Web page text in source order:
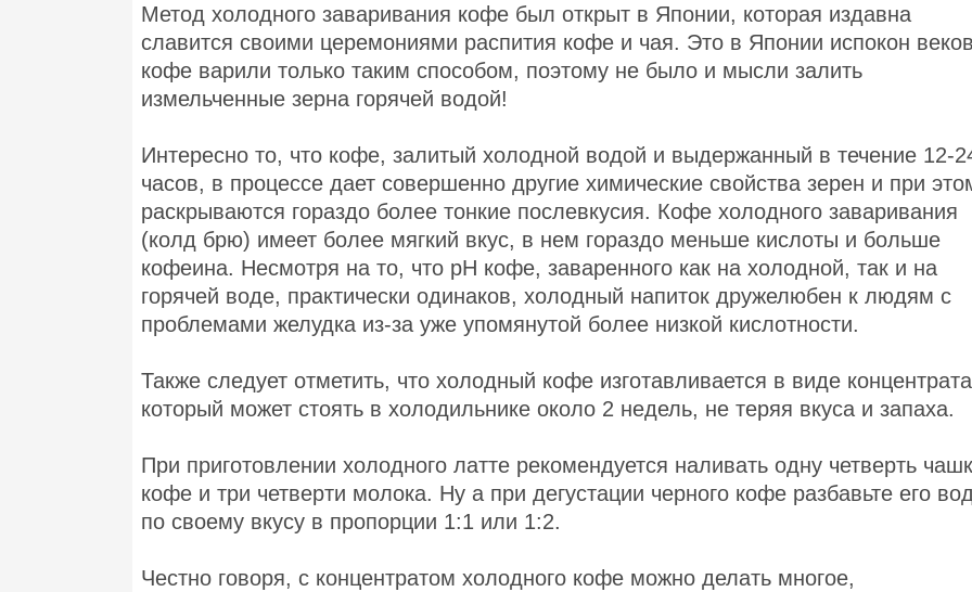
Метод холодного заваривания кофе был открыт в Японии, которая издавна
славится своими церемониями распития кофе и чая. Это в Японии испокон веков
кофе варили только таким способом, поэтому не было и мысли залить
измельченные зерна горячей водой!
Интересно то, что кофе, залитый холодной водой и выдержанный в течение 12-
часов, в процессе дает совершенно другие химические свойства зерен и при
раскрываются гораздо более тонкие послевкусия. Кофе холодного заваривания
(колд брю) имеет более мягкий вкус, в нем гораздо меньше кислоты и больше
кофеина. Несмотря на то, что pH кофе, заваренного как на холодной, так и на
горячей воде, практически одинаков, холодный напиток дружелюбен к людям с
проблемами желудка из-за уже упомянутой более низкой кислотности.
Также следует отметить, что холодный кофе изготавливается в виде
который может стоять в холодильнике около 2 недель, не теряя вкуса и запаха.
При приготовлении холодного латте рекомендуется наливать одну четверть
кофе и три четверти молока. Ну а при дегустации черного кофе разбавьте его
по своему вкусу в пропорции 1:1 или 1:2.
Честно говоря, с концентратом холодного кофе можно делать многое,